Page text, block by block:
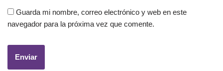
Guarda mi nombre, correo electrónico y web en este
navegador para la próxima vez que comente.